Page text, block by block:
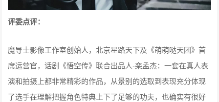
评委点评：
魔导士影像工作室创始人，北京星路天下及《萌萌哒天团》首
席运营官，话剧《悟空传》联合出品人-栾孟杰：一套在真人表
演和拍摄上都非常精彩的作品，从景别的选取到表现充分体现
了选手在理解把握角色特典上下了足够的功夫，也确实有很好